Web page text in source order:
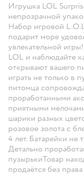
Игрушка LOL
непрозрачной
Набор игровой
подарит море
увлекательной
LOL и наблюдайте
открывают вашего
играть не только в
питомца
проработанными
приятными
шарики разных
розовое золота с
4 лет. Батарейки не
Детально
пузырькиТовар
продаётся без